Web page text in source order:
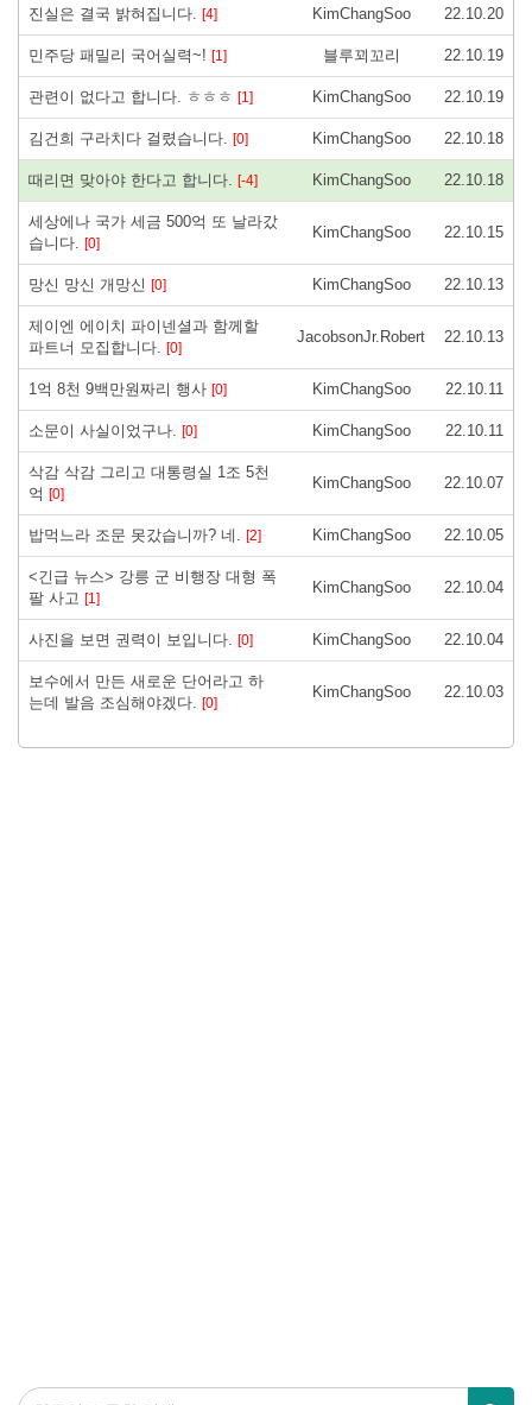
진실은 결국 밝혀집니다. [4] KimChangSoo 22.10.20
민주당 패밀리 국어실력~! [1] 블루꾀꼬리 22.10.19
관련이 없다고 합니다. ㅎㅎㅎ [1] KimChangSoo 22.10.19
김건희 구라치다 걸렸습니다. [0] KimChangSoo 22.10.18
때리면 맞아야 한다고 합니다. [-4] KimChangSoo 22.10.18
세상에나 국가 세금 500억 또 날라갔
습니다. [0]
KimChangSoo 22.10.15
망신 망신 개망신 [0] KimChangSoo 22.10.13
제이엔 에이치 파이넨셜과 함께할
파트너 모집합니다. [0]
JacobsonJr.Robert 22.10.13
1억 8천 9백만원짜리 행사 [0] KimChangSoo 22.10.11
소문이 사실이었구나. [0] KimChangSoo 22.10.11
삭감 삭감 그리고 대통령실 1조 5천
억 [0]
KimChangSoo 22.10.07
밥먹느라 조문 못갔습니까? 네. [2] KimChangSoo 22.10.05
<긴급 뉴스> 강릉 군 비행장 대형 폭
팔 사고 [1]
KimChangSoo 22.10.04
사진을 보면 권력이 보입니다. [0] KimChangSoo 22.10.04
보수에서 만든 새로운 단어라고 하
는데 발음 조심해야겠다. [0]
KimChangSoo 22.10.03